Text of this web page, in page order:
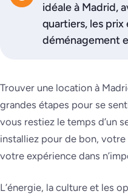
idéale à Madrid,
quartiers, les prix
déménagement
Trouver une location à
grandes étapes pour se
vous restiez le temps d’un
installiez pour de bon,
votre expérience dans
L’énergie, la culture et les